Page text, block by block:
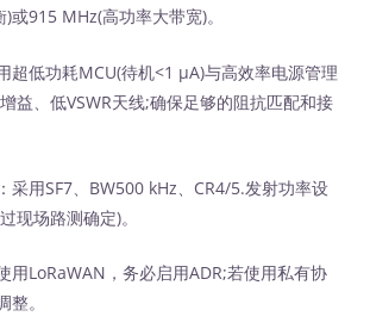
或915 MHz(高功率大带宽)。
超低功耗MCU(待机<1 μA)与高效率电源管理
益、低VSWR天线;确保足够的阻抗匹配和接
：采用SF7、BW500 kHz、CR4/5.发射功率设
现场路测确定)。
用LoRaWAN，务必启用ADR;若使用私有协
。